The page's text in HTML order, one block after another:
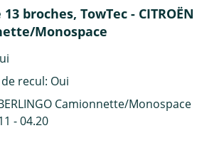
broches, TowTec - CITROËN
Monospace
recul: Oui
Camionnette/Monospace
- 04.20